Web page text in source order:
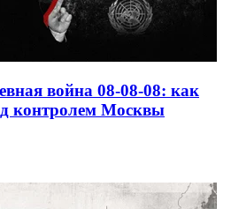
война 08-08-08: как
контролем Москвы